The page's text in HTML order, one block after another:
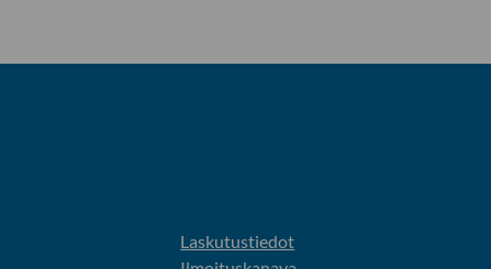
Laskutustiedot